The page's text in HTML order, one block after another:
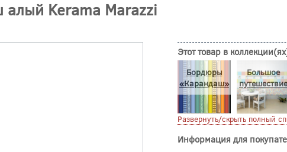
Kerama Marazzi
Этот товар в
Бордюры
«Карандаш»
Большое
путешествие
Развернуть/скрыть полный
Информация для